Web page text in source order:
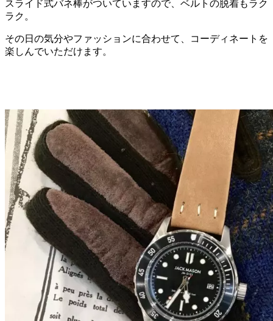
スライド式バネ棒がついていますので、ベルトの脱着もラク
ラク。
その日の気分やファッションに合わせて、コーディネートを
楽しんでいただけます。